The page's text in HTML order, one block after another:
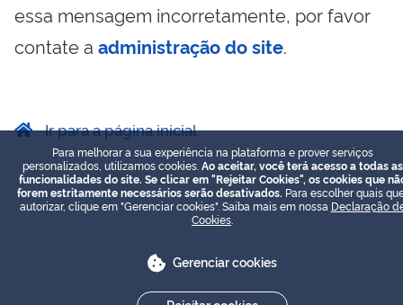
essa mensagem incorretamente, por favor
contate a administração do site.
Ir para a página inicial
Para melhorar a sua experiência na plataforma e prover serviços
personalizados, utilizamos cookies. Ao aceitar, você terá acesso a todas as
funcionalidades do site. Se clicar em "Rejeitar Cookies", os cookies que
forem estritamente necessários serão desativados. Para escolher quais
autorizar, clique em "Gerenciar cookies". Saiba mais em nossa Declaração
Cookies
Gerenciar cookies